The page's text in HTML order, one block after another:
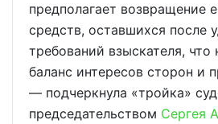
предполагает возвращение
средств, оставшихся после
требований взыскателя, что
баланс интересов сторон и
— подчеркнула «тройка»
председательством Сергея